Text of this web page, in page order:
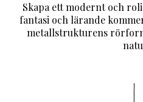
Skapa ett modernt och
fantasi och lärande
metallstrukturens